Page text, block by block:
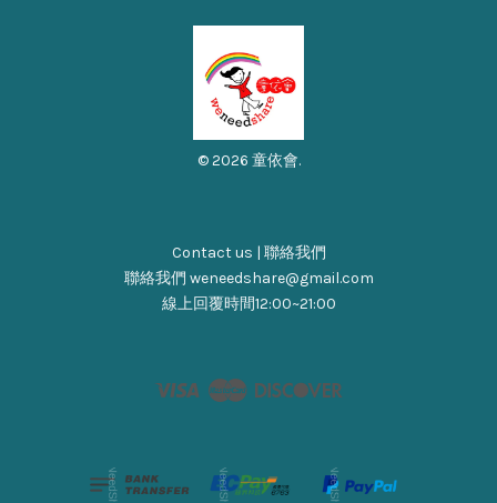
© 2026 童依會.
Contact us | 聯絡我們
聯絡我們 weneedshare@gmail.com
線上回覆時間12:00~21:00
Visa Master